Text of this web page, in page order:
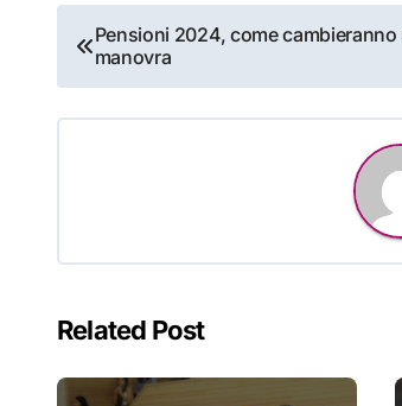
Navigazione
articoli
Pensioni 2024, come
manovra
Related Post